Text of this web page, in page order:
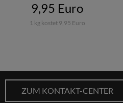
9,95 Euro
1 kg kostet 9,95 Euro
ZUM KONTAKT-CENTER